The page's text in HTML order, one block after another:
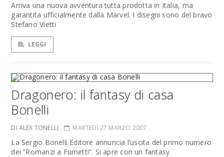
Arriva una nuova avventura tutta prodotta in Italia, ma
garantita ufficialmente dalla Marvel. I disegni sono del bravo
Stefano Vietti
LEGGI
Dragonero: il fantasy di casa
Bonelli
DI ALEX TONELLI MARTEDÌ 27 MARZO 2007
La Sergio Bonelli Editore annuncia l’uscita del primo numero
dei “Romanzi a Fumetti”. Si apre con un fantasy